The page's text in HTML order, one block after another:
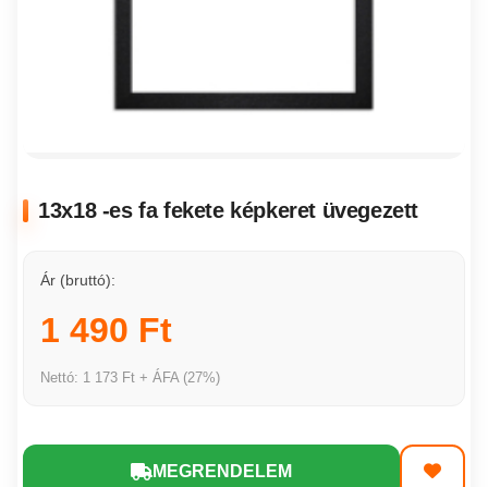
13x18 -es fa fekete képkeret üvegezett
Ár (bruttó):
1 490 Ft
Nettó: 1 173 Ft + ÁFA (27%)
MEGRENDELEM